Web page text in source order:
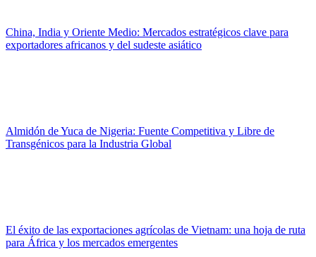
China, India y Oriente Medio: Mercados estratégicos clave para
exportadores africanos y del sudeste asiático
Almidón de Yuca de Nigeria: Fuente Competitiva y Libre de
Transgénicos para la Industria Global
El éxito de las exportaciones agrícolas de Vietnam: una hoja de ruta
para África y los mercados emergentes